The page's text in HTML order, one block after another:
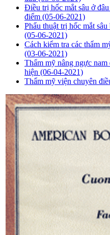
Điều trị hốc mắt sâu ở
điểm (05-06-2021)
Phẩu thuật trị hốc mắt
(05-06-2021)
Cách kiểm tra các thẩm
(03-06-2021)
Thẩm mỹ nâng ngực nam
hiện (06-04-2021)
Thẩm mỹ viện chuyên